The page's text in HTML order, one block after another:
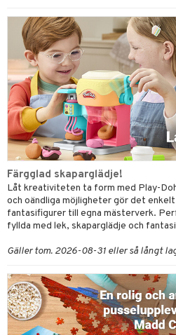
Färgglad skaparglädje!
Låt kreativiteten ta form med Play-
och oändliga möjligheter gör det
fantasifigurer till egna mästerverk.
fyllda med lek, skaparglädje och
Gäller tom. 2026-08-31 eller så långt